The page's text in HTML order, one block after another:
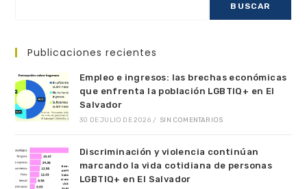
BUSCAR
Publicaciones recientes
Empleo e ingresos: las brechas económicas
que enfrenta la población LGBTIQ+ en El
Salvador
30 DE JULIO DE 2026 / SIN COMENTARIOS
Discriminación y violencia continúan
marcando la vida cotidiana de personas
LGBTIQ+ en El Salvador